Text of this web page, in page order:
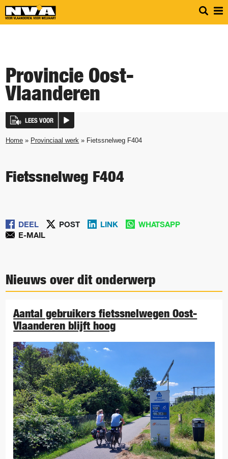
Provincie Oost-
Vlaanderen
LEES VOOR
Home » Provinciaal werk » Fietssnelweg F404
Fietssnelweg F404
DEEL POST LINK
WHATSAPP
E-MAIL
Nieuws over dit onderwerp
Aantal gebruikers fietssnelwegen Oost-
Vlaanderen blijft hoog